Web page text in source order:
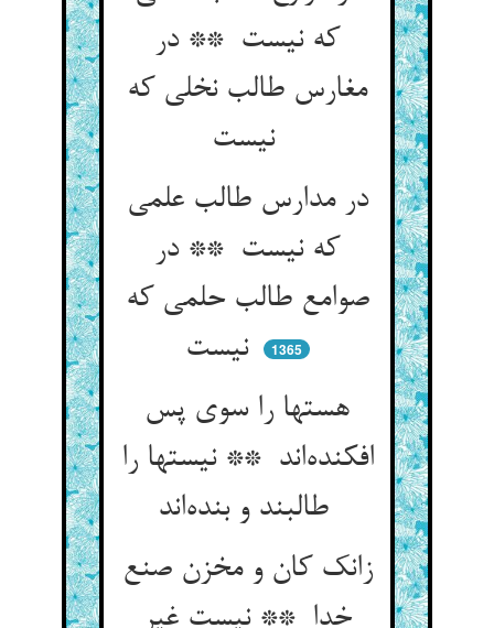
که نیست ** در
مغارس طالب نخلی که
نیست
در مدارس طالب علمی
که نیست ** در
صوامع طالب حلمی که
نیست
1365
هستها را سوی پس
افکنده‌اند ** نیستها را
طالبند و بنده‌اند
زانک کان و مخزن صنع
خدا ** نیست غیر